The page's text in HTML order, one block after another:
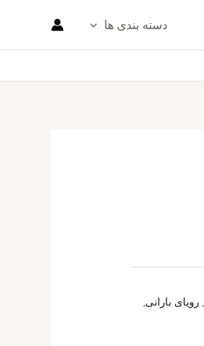
دسته بندی ها
, رویای بارانی,